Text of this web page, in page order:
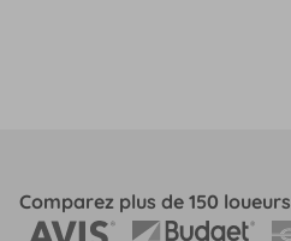
Comparez plus de 150